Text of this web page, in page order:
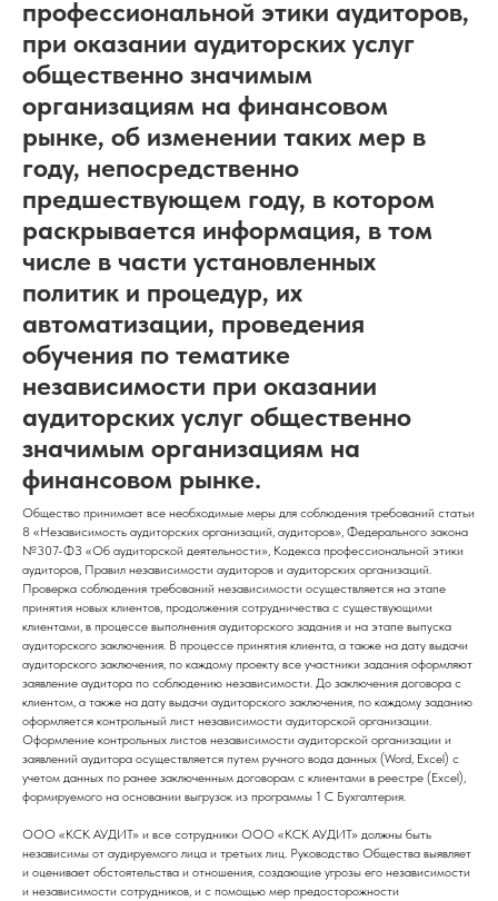
профессиональной этики аудиторов,
при оказании аудиторских услуг
общественно значимым
организациям на финансовом
рынке, об изменении таких мер в
году, непосредственно
предшествующем году, в котором
раскрывается информация, в том
числе в части установленных
политик и процедур, их
автоматизации, проведения
обучения по тематике
независимости при оказании
аудиторских услуг общественно
значимым организациям на
финансовом рынке.
Общество принимает все необходимые меры для соблюдения требований статьи
8 «Независимость аудиторских организаций, аудиторов», Федерального закона
№307-ФЗ «Об аудиторской деятельности», Кодекса профессиональной этики
аудиторов, Правил независимости аудиторов и аудиторских организаций.
Проверка соблюдения требований независимости осуществляется на этапе
принятия новых клиентов, продолжения сотрудничества с существующими
клиентами, в процессе выполнения аудиторского задания и на этапе выпуска
аудиторского заключения. В процессе принятия клиента, а также на дату выдачи
аудиторского заключения, по каждому проекту все участники задания оформляют
заявление аудитора по соблюдению независимости. До заключения договора с
клиентом, а также на дату выдачи аудиторского заключения, по каждому заданию
оформляется контрольный лист независимости аудиторской организации.
Оформление контрольных листов независимости аудиторской организации и
заявлений аудитора осуществляется путем ручного вода данных (Word, Excel) с
учетом данных по ранее заключенным договорам c клиентами в реестре (Еxcel),
формируемого на основании выгрузок из программы 1 С Бухгалтерия.
ООО «КСК АУДИТ» и все сотрудники ООО «КСК АУДИТ» должны быть
независимы от аудируемого лица и третьих лиц. Руководство Общества выявляет
и оценивает обстоятельства и отношения, создающие угрозы его независимости
и независимости сотрудников, и с помощью мер предосторожности